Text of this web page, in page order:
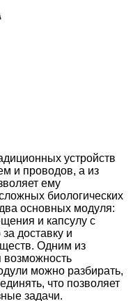
устройств
и проводов, а из
ему
биологических
основных модуля:
и капсулу с
доставку и
Одним из
возможность
можно разбирать,
что позволяет
задачи.